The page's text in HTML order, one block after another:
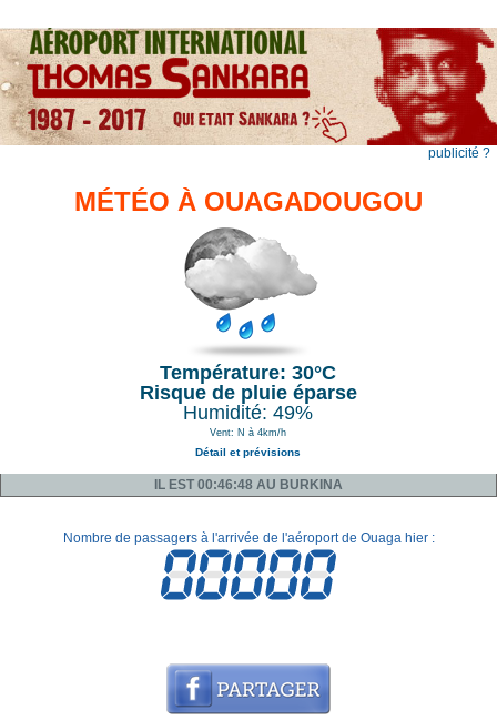
publicité ?
MÉTÉO À OUAGADOUGOU
Température: 30°C
Risque de pluie éparse
Humidité: 49%
Vent: N à 4km/h
Détail et prévisions
IL EST 00:46:48 AU BURKINA
Nombre de passagers à l'arrivée de l'aéroport de Ouaga hier :